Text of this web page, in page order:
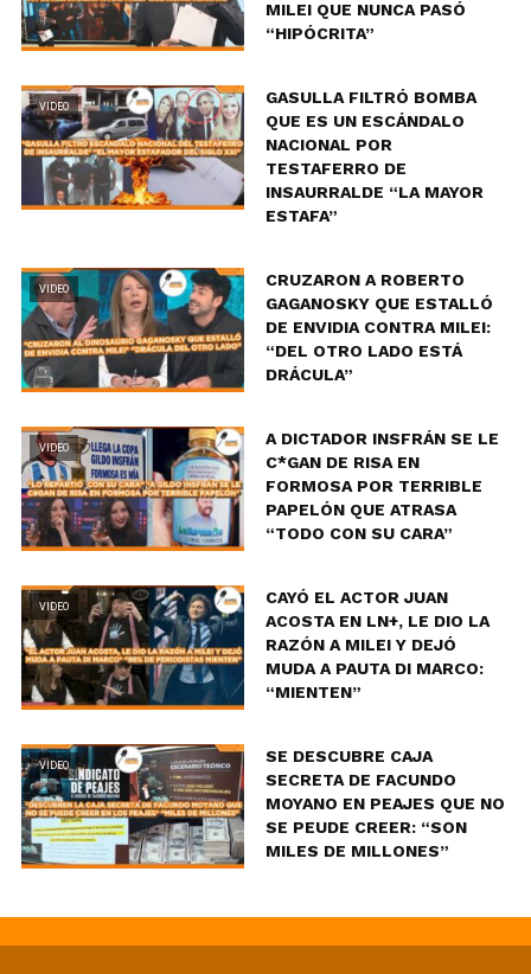
MILEI QUE NUNCA PASÓ
“HIPÓCRITA”
VIDEO
GASULLA FILTRÓ BOMBA
QUE ES UN ESCÁNDALO
NACIONAL POR
TESTAFERRO DE
INSAURRALDE “LA MAYOR
ESTAFA”
VIDEO
CRUZARON A ROBERTO
GAGANOSKY QUE ESTALLÓ
DE ENVIDIA CONTRA MILEI:
“DEL OTRO LADO ESTÁ
DRÁCULA”
VIDEO
A DICTADOR INSFRÁN SE LE
C*GAN DE RISA EN
FORMOSA POR TERRIBLE
PAPELÓN QUE ATRASA
“TODO CON SU CARA”
VIDEO
CAYÓ EL ACTOR JUAN
ACOSTA EN LN+, LE DIO LA
RAZÓN A MILEI Y DEJÓ
MUDA A PAUTA DI MARCO:
“MIENTEN”
VIDEO
SE DESCUBRE CAJA
SECRETA DE FACUNDO
MOYANO EN PEAJES QUE NO
SE PEUDE CREER: “SON
MILES DE MILLONES”